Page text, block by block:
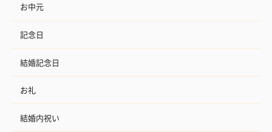
お中元
記念日
結婚記念日
お礼
結婚内祝い